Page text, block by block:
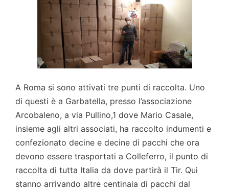
A Roma si sono attivati tre punti di raccolta. Uno
di questi è a Garbatella, presso l’associazione
Arcobaleno, a via Pullino,1 dove Mario Casale,
insieme agli altri associati, ha raccolto indumenti e
confezionato decine e decine di pacchi che ora
devono essere trasportati a Colleferro, il punto di
raccolta di tutta Italia da dove partirà il Tir. Qui
stanno arrivando altre centinaia di pacchi dal